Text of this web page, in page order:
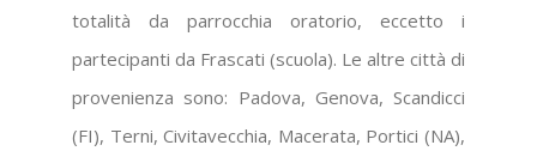
totalità da parrocchia oratorio, eccetto i
partecipanti da Frascati (scuola). Le altre città di
provenienza sono: Padova, Genova, Scandicci
(FI), Terni, Civitavecchia, Macerata, Portici (NA),